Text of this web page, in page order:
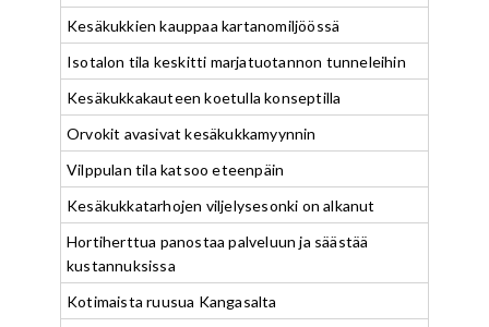
Kesäkukkien kauppaa kartanomiljöössä
Isotalon tila keskitti marjatuotannon tunneleihin
Kesäkukkakauteen koetulla konseptilla
Orvokit avasivat kesäkukkamyynnin
Vilppulan tila katsoo eteenpäin
Kesäkukkatarhojen viljelysesonki on alkanut
Hortiherttua panostaa palveluun ja säästää
kustannuksissa
Kotimaista ruusua Kangasalta